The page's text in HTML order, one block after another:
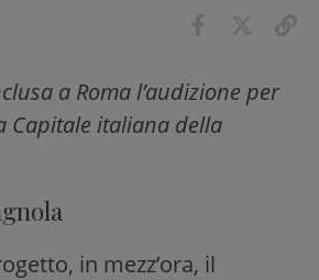
a Roma l’audizione per
Capitale italiana della
in mezz’ora, il